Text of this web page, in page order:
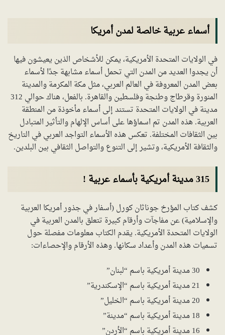
أسماء عربية خالصة لمدن أمريكا
في الولايات المتحدة الأمريكية، يمكن للأشخاص الذين يعيشون فيها
أن يجدوا العديد من المدن التي تحمل أسماء مشابهة جدًا لأسماء
بعض المدن المعروفة في العالم العربي، مثل مكة المكرمة والمدينة
المنورة وقرطاج وطنجة وفلسطين والقاهرة. بالفعل، هناك حوالي 312
مدينة في الولايات المتحدة تستند إلى أسماء مأخوذة من المنطقة
العربية. هذه المدن تم اسماؤها على أساس الإلهام والتأثير المتبادل
بين الثقافات المختلفة. تعكس هذه الأسماء التواجد العربي في التاريخ
والثقافة الأمريكية، وتشير إلى التنوع والتواصل الثقافي بين البلدين.
315 مدينة أمريكية بأسماء عربية !
كشف كتاب المؤرخ جوناثان كورل (أسفار في جذور أمريكا العربية
والإسلامية) عن مفاجآت وأرقام كبيرة تتعلق بالمدن العربية في
الولايات المتحدة الأمريكية. يقدم الكتاب معلومات مفصلة حول
تسميات هذه المدن وأعداد سكانها. وهذه الأرقام والإحصاءات:
30 مدينة أمريكية باسم “لبنان”
21 مدينة أمريكية باسم “الإسكندرية”
20 مدينة أمريكية باسم “الخليل”
18 مدينة أمريكية باسم “مدينة”
16 مدينة أمريكية باسم “الأردن”